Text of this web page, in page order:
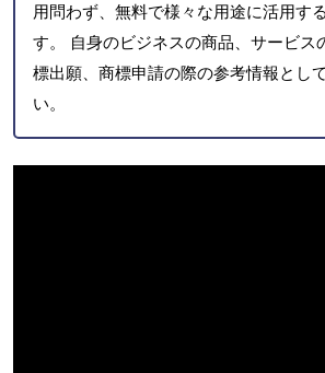
用問わず、無料で様々な用途に活用す
す。 自身のビジネスの商品、サービス
標出願、商標申請の際の参考情報とし
い。